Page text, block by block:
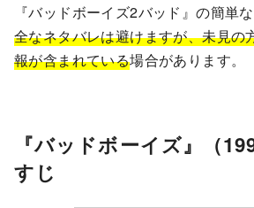
『バッドボーイズ2バッド』の簡単
全なネタバレは避けますが、未見の
報が含まれている場合があります。
『バッドボーイズ』（
すじ